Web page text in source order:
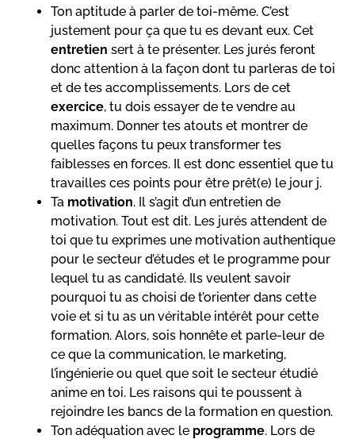
Ton aptitude à parler de toi-même. C’est
justement pour ça que tu es devant eux. Cet
entretien sert à te présenter. Les jurés feront
donc attention à la façon dont tu parleras de toi
et de tes accomplissements. Lors de cet
exercice, tu dois essayer de te vendre au
maximum. Donner tes atouts et montrer de
quelles façons tu peux transformer tes
faiblesses en forces. Il est donc essentiel que tu
travailles ces points pour être prêt(e) le jour j.
Ta motivation. Il s’agit d’un entretien de
motivation. Tout est dit. Les jurés attendent de
toi que tu exprimes une motivation authentique
pour le secteur d’études et le programme pour
lequel tu as candidaté. Ils veulent savoir
pourquoi tu as choisi de t’orienter dans cette
voie et si tu as un véritable intérêt pour cette
formation. Alors, sois honnête et parle-leur de
ce que la communication, le marketing,
l’ingénierie ou quel que soit le secteur étudié
anime en toi. Les raisons qui te poussent à
rejoindre les bancs de la formation en question.
Ton adéquation avec le programme. Lors de